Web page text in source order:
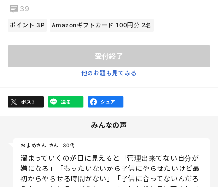
39
ポイント 3P Amazonギフトカード 100円分 2名
受付終了
他のお題も見てみる
みんなの声
おまめさん さん 30代
溜まっていくのが目に見えると「管理出来てない自分が
嫌になる」「もったいないから子供にやらせたいけど最
初からやらせる時間がない」「子供に合ってないんだろ